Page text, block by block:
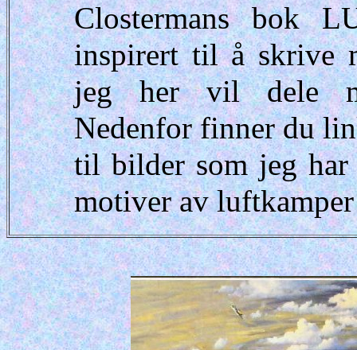
Clostermans bok
inspirert til å skrive
jeg her vil dele
Nedenfor finner du
til bilder som jeg har
motiver av